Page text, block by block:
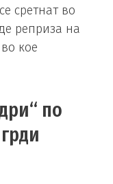
сретнат во
реприза на
кое
по